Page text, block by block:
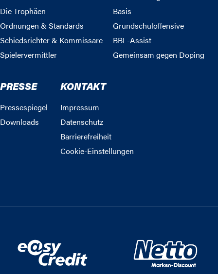
Die Trophäen
Ordnungen & Standards
Schiedsrichter & Kommissare
Spielervermittler
Basis
Grundschuloffensive
BBL-Assist
Gemeinsam gegen Doping
PRESSE
Pressespiegel
Downloads
KONTAKT
Impressum
Datenschutz
Barrierefreiheit
Cookie-Einstellungen